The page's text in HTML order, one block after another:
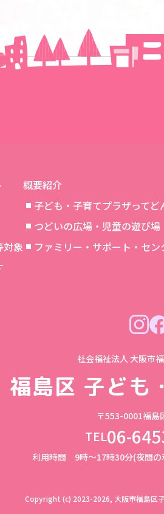
対象
概要紹介
子ども・子育てプラザってど
つどいの広場・児童の遊び場
ファミリー・サポート・セン
社会福祉法人 大阪市
福島区 子ども
〒553-0001福島
TEL06-
利用時間 9時～17時30分(夜間の
Copyright (c) 2023-2026, 大阪市福島区